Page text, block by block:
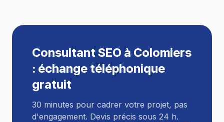
Consultant SEO à Colomiers
: échange téléphonique
gratuit
30 minutes pour cadrer votre projet, pas
d'engagement. Devis précis sous 24 h.